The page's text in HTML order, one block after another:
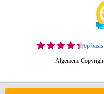
op
Algemene